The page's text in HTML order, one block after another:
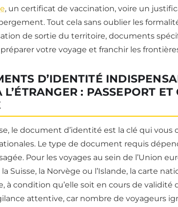
, un certificat de vaccination, voire un
Tout cela sans oublier les
de sortie du territoire, documents
votre voyage et franchir les
D’IDENTITÉ
L’ÉTRANGER : PASSEPORT ET
le document d’identité est la clé qui vous
Le type de document requis
Pour les voyages au sein de l’Union
Suisse, la Norvège ou l’Islande, la carte
à condition qu’elle soit en cours de validité
attentive, car nombre de voyageurs